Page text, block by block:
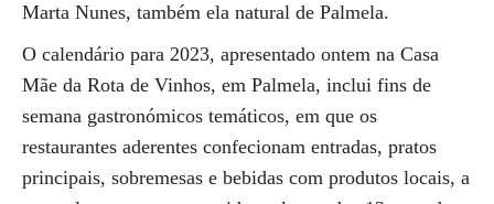
Marta Nunes, também ela natural de Palmela.
O calendário para 2023, apresentado ontem na Casa
Mãe da Rota de Vinhos, em Palmela, inclui fins de
semana gastronómicos temáticos, em que os
restaurantes aderentes confecionam entradas, pratos
principais, sobremesas e bebidas com produtos locais, a